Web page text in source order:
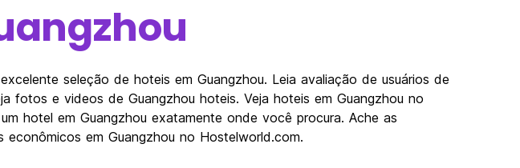
seleção de hoteis em Guangzhou. Leia avaliação de usuários de
fotos e videos de Guangzhou hoteis. Veja hoteis em Guangzhou no
hotel em Guangzhou exatamente onde você procura. Ache as
econômicos em Guangzhou no Hostelworld.com.